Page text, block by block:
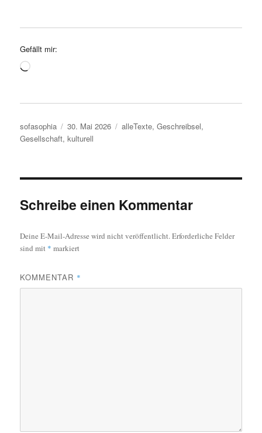
Gefällt mir:
Wird
Autor
sofasophia
Veröffentlicht
am
30. Mai 2026 Kategorien
alleTexte,Geschreibsel,
Gesellschaft,kulturell
Schreibe einen Kommentar
Deine E-Mail-Adresse wird nicht veröffentlicht.Erforderliche Felder
sind mit * markiert
KOMMENTAR *